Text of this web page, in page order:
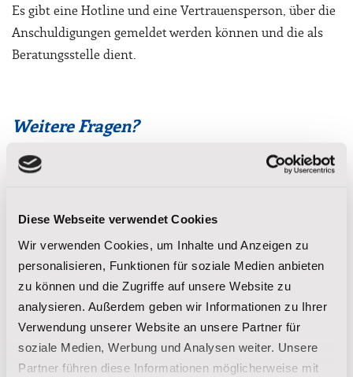
Diese Webseite verwendet Cookies
Wir verwenden Cookies, um Inhalte und Anzeigen zu
personalisieren, Funktionen für soziale Medien anbieten
zu können und die Zugriffe auf unsere Website zu
analysieren. Außerdem geben wir Informationen zu Ihrer
Verwendung unserer Website an unsere Partner für
soziale Medien, Werbung und Analysen weiter. Unsere
Partner führen diese Informationen möglicherweise mit
Es gibt eine Hotline und eine Vertrauensperson, über die
Anschuldigungen gemeldet werden können und die als
Beratungsstelle dient.
Weitere Fragen?
Detaillierte Fragen können Sie gern per E-Mail an
spenderservice@stjosefs.de
JETZT SPENDEN